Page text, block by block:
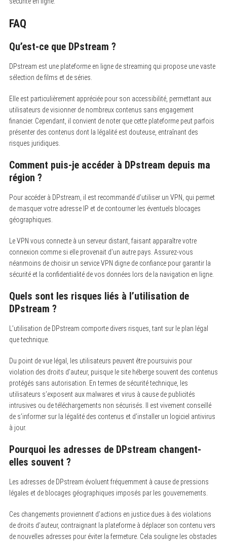
FAQ
Qu’est-ce que DPstream ?
DPstream est une plateforme en ligne de streaming qui propose une vaste
sélection de films et de séries.
Elle est particulièrement appréciée pour son accessibilité, permettant aux
utilisateurs de visionner de nombreux contenus sans engagement
financier. Cependant, il convient de noter que cette plateforme peut parfois
présenter des contenus dont la légalité est douteuse, entraînant des
risques juridiques.
Comment puis-je accéder à DPstream depuis ma
région ?
Pour accéder à DPstream, il est recommandé d’utiliser un VPN, qui permet
de masquer votre adresse IP et de contourner les éventuels blocages
géographiques.
Le VPN vous connecte à un serveur distant, faisant apparaître votre
connexion comme si elle provenait d’un autre pays. Assurez-vous
néanmoins de choisir un service VPN digne de confiance pour garantir la
sécurité et la confidentialité de vos données lors de la navigation en ligne.
Quels sont les risques liés à l’utilisation de
DPstream ?
L’utilisation de DPstream comporte divers risques, tant sur le plan légal
que technique.
Du point de vue légal, les utilisateurs peuvent être poursuivis pour
violation des droits d’auteur, puisque le site héberge souvent des contenus
protégés sans autorisation. En termes de sécurité technique, les
utilisateurs s’exposent aux malwares et virus à cause de publicités
intrusives ou de téléchargements non sécurisés. Il est vivement conseillé
de s’informer sur la légalité des contenus et d’installer un logiciel antivirus
à jour.
Pourquoi les adresses de DPstream changent-
elles souvent ?
Les adresses de DPstream évoluent fréquemment à cause de pressions
légales et de blocages géographiques imposés par les gouvernements.
Ces changements proviennent d’actions en justice dues à des violations
de droits d’auteur, contraignant la plateforme à déplacer son contenu vers
de nouvelles adresses pour éviter la fermeture. Cela souligne les obstacles